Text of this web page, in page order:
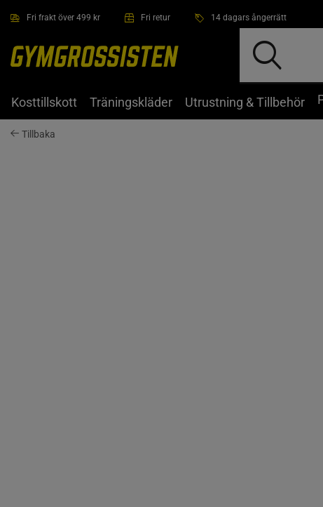
Fri frakt över 499 kr Fri retur 14 dagars ångerrätt
Kosttillskott Träningskläder Utrustning & Tillbehör
Tillbaka